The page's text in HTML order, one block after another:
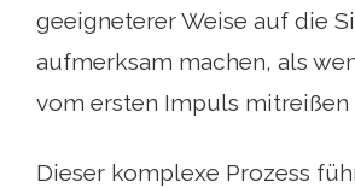
geeigneterer Weise auf die
aufmerksam machen, als
vom ersten Impuls mitreißen
Dieser komplexe Prozess